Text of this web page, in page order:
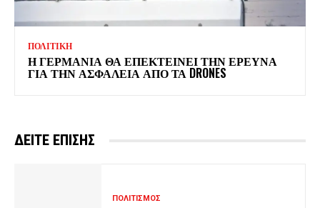
ΠΟΛΙΤΙΚΗ
Η ΓΕΡΜΑΝΙΑ ΘΑ ΕΠΕΚΤΕΙΝΕΙ ΤΗΝ ΕΡΕΥΝΑ
ΓΙΑ ΤΗΝ ΑΣΦΑΛΕΙΑ ΑΠΟ ΤΑ DRONES
ΔΕΙΤΕ ΕΠΙΣΗΣ
ΠΟΛΙΤΙΣΜΟΣ